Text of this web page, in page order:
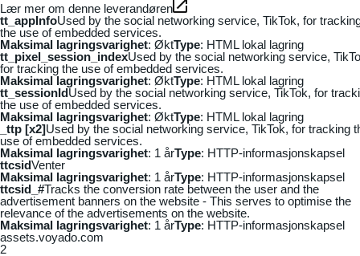
Lær mer om denne leverandøren
tt_appInfoUsed by the social networking service, TikTok, for
the use of embedded services.
Maksimal lagringsvarighet: ØktType: HTML lokal lagring
tt_pixel_session_indexUsed by the social networking service,
for tracking the use of embedded services.
Maksimal lagringsvarighet: ØktType: HTML lokal lagring
tt_sessionIdUsed by the social networking service, TikTok, for
the use of embedded services.
Maksimal lagringsvarighet: ØktType: HTML lokal lagring
_ttp [x2]Used by the social networking service, TikTok, for tracking
use of embedded services.
Maksimal lagringsvarighet: 1 årType: HTTP-informasjonskapsel
ttcsidVenter
Maksimal lagringsvarighet: 1 årType: HTTP-informasjonskapsel
ttcsid_#Tracks the conversion rate between the user and the
advertisement banners on the website - This serves to optimise the
relevance of the advertisements on the website.
Maksimal lagringsvarighet: 1 årType: HTTP-informasjonskapsel
assets.voyado.com
2